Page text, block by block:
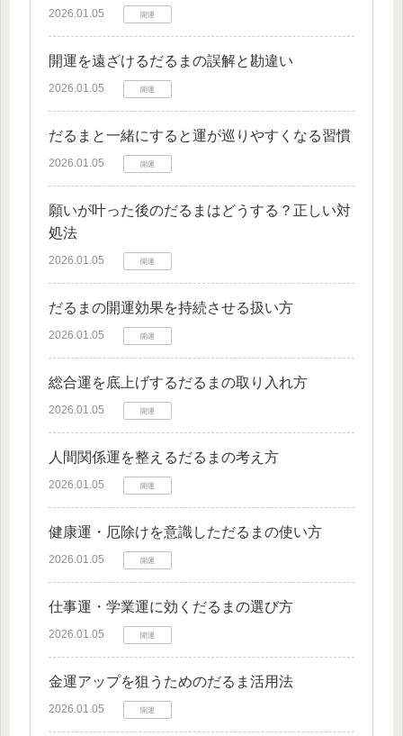
2026.01.05 開運
開運を遠ざけるだるまの誤解と勘違い
2026.01.05 開運
だるまと一緒にすると運が巡りやすくなる習慣
2026.01.05 開運
願いが叶った後のだるまはどうする？正しい対
処法
2026.01.05 開運
だるまの開運効果を持続させる扱い方
2026.01.05 開運
総合運を底上げするだるまの取り入れ方
2026.01.05 開運
人間関係運を整えるだるまの考え方
2026.01.05 開運
健康運・厄除けを意識しただるまの使い方
2026.01.05 開運
仕事運・学業運に効くだるまの選び方
2026.01.05 開運
金運アップを狙うためのだるま活用法
2026.01.05 開運